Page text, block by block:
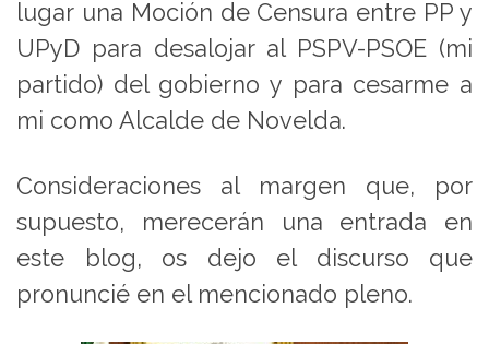
lugar una Moción de Censura entre PP y
UPyD para desalojar al PSPV-PSOE (mi
partido) del gobierno y para cesarme a
mi como Alcalde de Novelda.
Consideraciones al margen que, por
supuesto, merecerán una entrada en
este blog, os dejo el discurso que
pronuncié en el mencionado pleno.